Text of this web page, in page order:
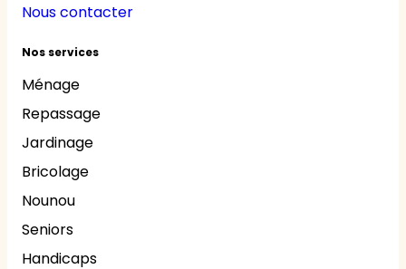
Nous contacter
Nos services
Ménage
Repassage
Jardinage
Bricolage
Nounou
Seniors
Handicaps